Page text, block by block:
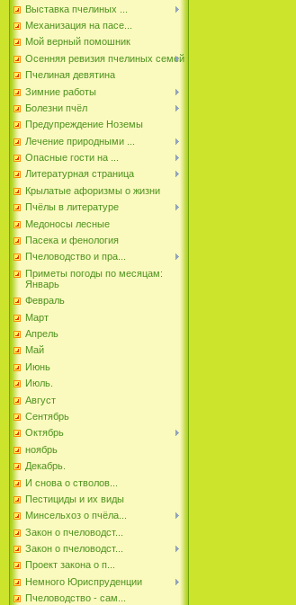
Выставка пчелиных ...
Механизация на пасе...
Мой верный помошник
Осенняя ревизия пчелиных семей
Пчелиная девятина
Зимние работы
Болезни пчёл
Предупреждение Ноземы
Лечение природными ...
Опасные гости на ...
Литературная страница
Крылатые афоризмы о жизни
Пчёлы в литературе
Медоносы лесные
Пасека и фенология
Пчеловодство и пра...
Приметы погоды по месяцам:
Январь
Февраль
Март
Апрель
Май
Июнь
Июль.
Август
Сентябрь
Октябрь
ноябрь
Декабрь.
И снова о стволов...
Пестициды и их виды
Минсельхоз о пчёла...
Закон о пчеловодст...
Закон о пчеловодст...
Проект закона о п...
Немного Юриспруденции
Пчеловодство - сам...